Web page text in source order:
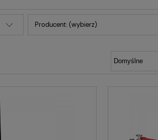
Producent: (wybierz)